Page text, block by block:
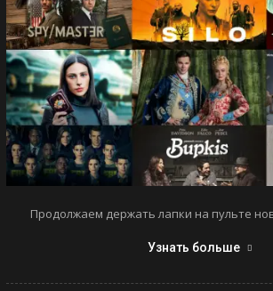
Продолжаем держать лапки на пульте
Узнать больше